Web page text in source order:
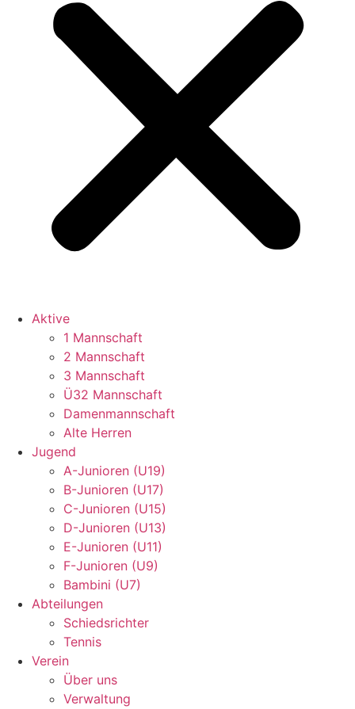
Aktive
1 Mannschaft
2 Mannschaft
3 Mannschaft
Ü32 Mannschaft
Damenmannschaft
Alte Herren
Jugend
A-Junioren (U19)
B-Junioren (U17)
C-Junioren (U15)
D-Junioren (U13)
E-Junioren (U11)
F-Junioren (U9)
Bambini (U7)
Abteilungen
Schiedsrichter
Tennis
Verein
Über uns
Verwaltung